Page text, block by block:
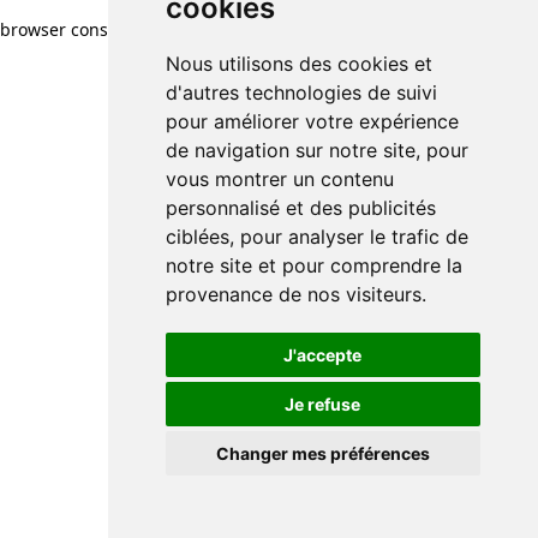
cookies
Nous utilisons des cookies et
d'autres technologies de suivi
pour améliorer votre expérience
de navigation sur notre site, pour
vous montrer un contenu
personnalisé et des publicités
ciblées, pour analyser le trafic de
notre site et pour comprendre la
provenance de nos visiteurs.
J'accepte
Je refuse
Changer mes préférences
browser console for more information)